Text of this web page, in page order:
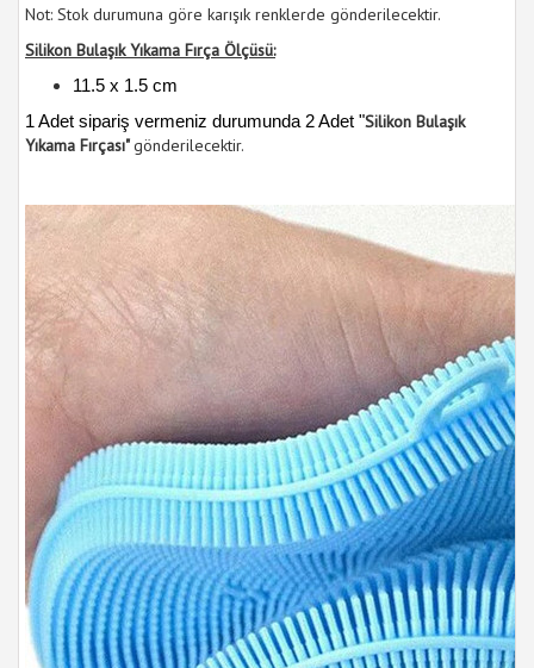
Not: Stok durumuna göre karışık renklerde gönderilecektir.
Silikon Bulaşık Yıkama Fırça Ölçüsü:
11.5 x 1.5 cm
1 Adet sipariş vermeniz durumunda 2 Adet "Silikon Bulaşık
Yıkama Fırçası"gönderilecektir.